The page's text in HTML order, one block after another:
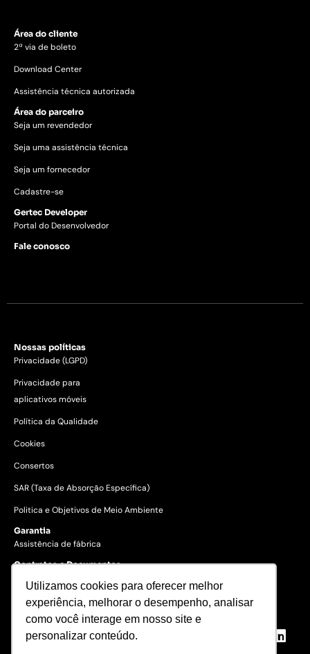
Utilizamos cookies para oferecer melhor
experiência, melhorar o desempenho, analisar
como você interage em nosso site e
personalizar conteúdo.
Área do cliente
2ª via de boleto
Download Center
Assistência técnica autorizada
Área do parceiro
Seja um revendedor
Seja uma assistência técnica
Seja um fornecedor
Cadastre-se
Gertec Developer
Portal do Desenvolvedor
Fale conosco
Nossas políticas
Privacidade (LGPD)
Privacidade para
aplicativos móveis
Política da Qualidade
Cookies
Consertos
SAR (Taxa de Absorção Específica)
Politica e Objetivos de Meio Ambiente
Garantia
Assistência de fábrica
Contratos e Documentos
© 2023 Gertec Brasil. Todos os
direitos reservados.